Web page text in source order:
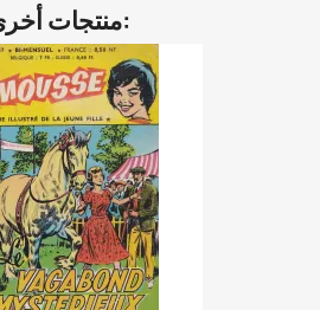
16 منتجات أخرى في نفس الفئة: